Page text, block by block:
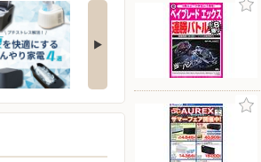
プチストレス解消！夏
を快適にするひん…
□■□■□■□■□■□■□■□■□■□■□
4日前